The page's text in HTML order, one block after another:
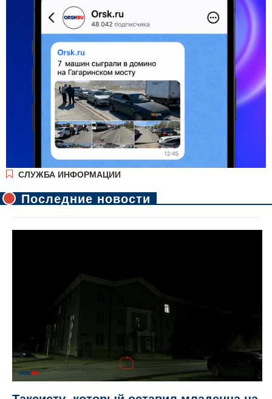
СЛУЖБА ИНФОРМАЦИИ
Последние новости